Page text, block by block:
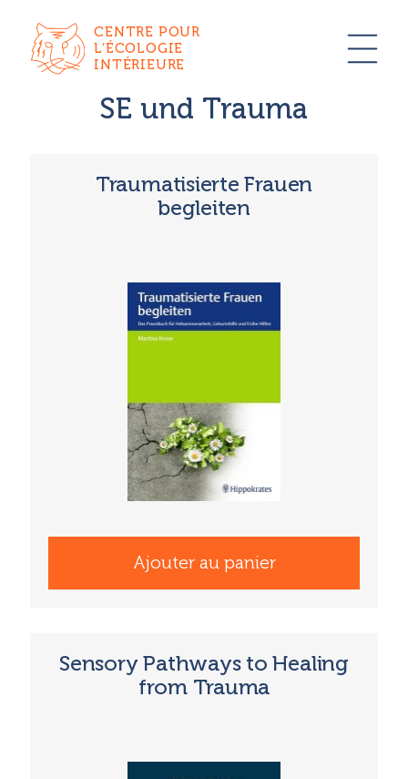
CENTRE POUR
L’ÉCOLOGIE
INTÉRIEURE
SE und Trauma
Traumatisierte Frauen
begleiten
Ajouter au panier
Sensory Pathways to Healing
from Trauma